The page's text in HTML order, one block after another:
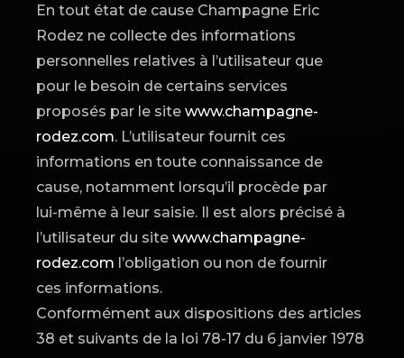
En tout état de cause Champagne Eric
Rodez ne collecte des informations
personnelles relatives à l’utilisateur que
pour le besoin de certains services
proposés par le site www.champagne-
rodez.com. L’utilisateur fournit ces
informations en toute connaissance de
cause, notamment lorsqu’il procède par
lui-même à leur saisie. Il est alors précisé à
l’utilisateur du site www.champagne-
rodez.com l’obligation ou non de fournir
ces informations.
Conformément aux dispositions des articles
38 et suivants de la loi 78-17 du 6 janvier 1978